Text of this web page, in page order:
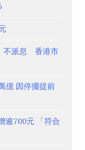
不派息 香港市
億 因停擺提前
逾700元 「符合